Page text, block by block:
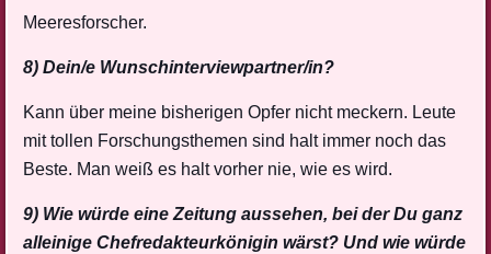
Meeresforscher.
8) Dein/e Wunschinterviewpartner/in?
Kann über meine bisherigen Opfer nicht meckern. Leute
mit tollen Forschungsthemen sind halt immer noch das
Beste. Man weiß es halt vorher nie, wie es wird.
9) Wie würde eine Zeitung aussehen, bei der Du ganz
alleinige Chefredakteurkönigin wärst? Und wie würde